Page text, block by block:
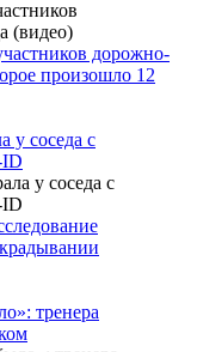
дорожно-
произошло 12
у соседа с
ID
тренера